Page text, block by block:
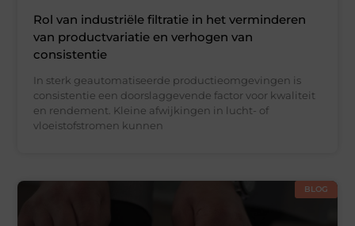
Rol van industriële filtratie in het verminderen
van productvariatie en verhogen van
consistentie
In sterk geautomatiseerde productieomgevingen is
consistentie een doorslaggevende factor voor kwaliteit
en rendement. Kleine afwijkingen in lucht- of
vloeistofstromen kunnen
BLOG